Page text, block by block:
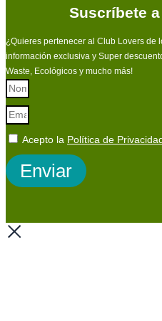
Suscríbete
¿Quieres pertenecer al Club Lovers de
información exclusiva y Super
Waste, Ecológicos y mucho más!
Acepto la Política de Privacidad
Enviar